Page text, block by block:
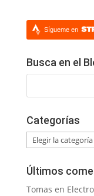
Sígueme en
Busca en el
Categorías
Categorías
Últimos
Tomas en